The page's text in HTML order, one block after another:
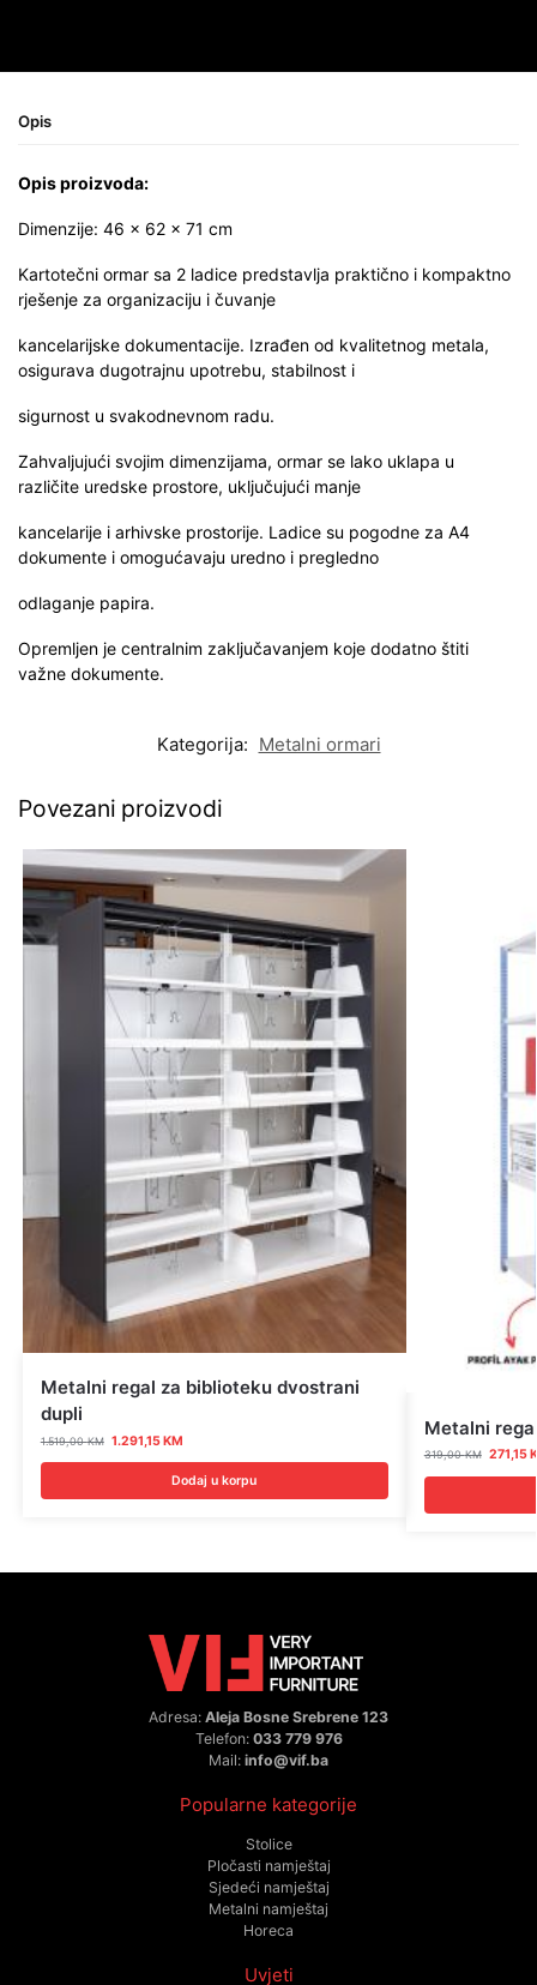
Opis
Opis proizvoda:
Dimenzije: 46 × 62 × 71 cm
Kartotečni ormar sa 2 ladice predstavlja praktično i kompaktno
rješenje za organizaciju i čuvanje
kancelarijske dokumentacije. Izrađen od kvalitetnog metala,
osigurava dugotrajnu upotrebu, stabilnost i
sigurnost u svakodnevnom radu.
Zahvaljujući svojim dimenzijama, ormar se lako uklapa u
različite uredske prostore, uključujući manje
kancelarije i arhivske prostorije. Ladice su pogodne za A4
dokumente i omogućavaju uredno i pregledno
odlaganje papira.
Opremljen je centralnim zaključavanjem koje dodatno štiti
važne dokumente.
Kategorija: Metalni ormari
Povezani proizvodi
Metalni regal za biblioteku dvostrani
dupli
1.519,00KM 1.291,15KM
Dodaj u korpu
Metalni
319,00KM 271,15
Adresa: Aleja Bosne Srebrene 123
Telefon: 033 779 976
Mail: info@vif.ba
Popularne kategorije
Stolice
Pločasti namještaj
Sjedeći namještaj
Metalni namještaj
Horeca
Uvjeti